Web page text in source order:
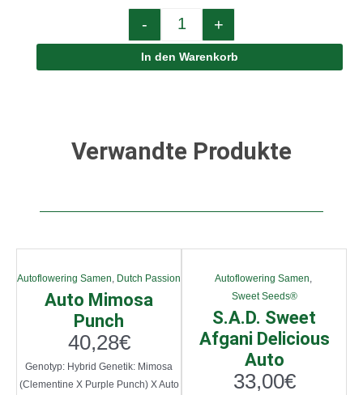
- +
In den Warenkorb
Verwandte Produkte
Autoflowering Samen, Dutch Passion
Auto Mimosa
Punch
40,28€
Genotyp: Hybrid Genetik: Mimosa
(Clementine X Purple Punch) X Auto
Autoflowering Samen,
Sweet Seeds®
S.A.D. Sweet
Afgani Delicious
Auto
33,00€